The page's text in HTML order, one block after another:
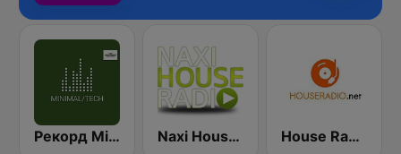
Рекорд Minimal/Tech (Record Minimal/Tech) Naxi House Radio House Radio